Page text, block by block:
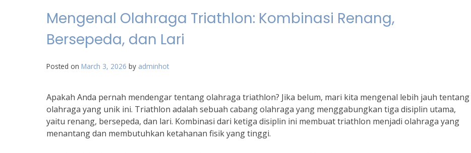
Mengenal Olahraga Triathlon: Kombinasi Renang,
Bersepeda, dan Lari
Posted on March 3, 2026 by adminhot
Apakah Anda pernah mendengar tentang olahraga triathlon? Jika belum, mari kita mengenal lebih jauh tentang
olahraga yang unik ini. Triathlon adalah sebuah cabang olahraga yang menggabungkan tiga disiplin utama,
yaitu renang, bersepeda, dan lari. Kombinasi dari ketiga disiplin ini membuat triathlon menjadi olahraga yang
menantang dan membutuhkan ketahanan fisik yang tinggi.